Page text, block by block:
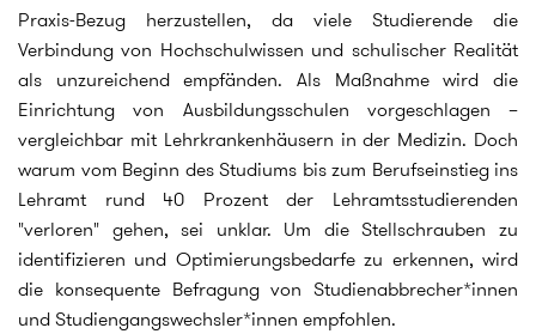
Praxis-Bezug herzustellen, da viele Studierende die
Verbindung von Hochschulwissen und schulischer Realität
als unzureichend empfänden. Als Maßnahme wird die
Einrichtung von Ausbildungsschulen vorgeschlagen –
vergleichbar mit Lehrkrankenhäusern in der Medizin. Doch
warum vom Beginn des Studiums bis zum Berufseinstieg ins
Lehramt rund 40 Prozent der Lehramtsstudierenden
"verloren" gehen, sei unklar. Um die Stellschrauben zu
identifizieren und Optimierungsbedarfe zu erkennen, wird
die konsequente Befragung von Studienabbrecher*innen
und Studiengangswechsler*innen empfohlen.